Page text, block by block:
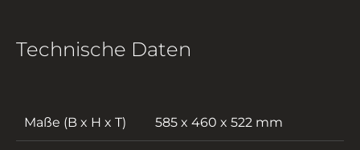
Technische Daten
Maße (B x H x T) 585 x 460 x 522 mm